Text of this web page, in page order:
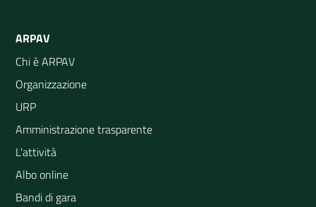
ARPAV
Chi è ARPAV
Organizzazione
URP
Amministrazione trasparente
L'attività
Albo online
Bandi di gara